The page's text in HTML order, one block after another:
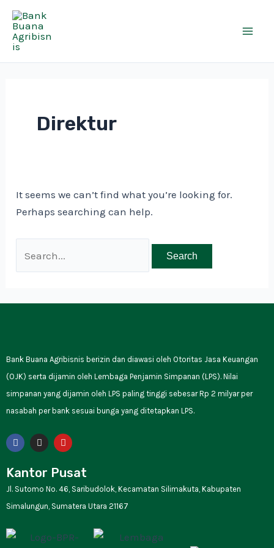
Skip
content
Direktur
It seems we can’t find what you’re looking for.
Perhaps searching can help.
Search
for:
Bank Buana Agribisnis berizin dan diawasi oleh Otoritas Jasa Keuangan
(OJK) serta dijamin oleh Lembaga Penjamin Simpanan (LPS). Nilai
simpanan yang dijamin oleh LPS paling tinggi sebesar Rp 2 milyar per
nasabah per bank sesuai bunga yang ditetapkan LPS.
F
a
c
b
o
I
n
s
a
r
a
m
Y
o
u
u
e
Kantor Pusat
Jl. Sutomo No. 46, Saribudolok, Kecamatan Silimakuta, Kabupaten
Simalungun, Sumatera Utara 21167